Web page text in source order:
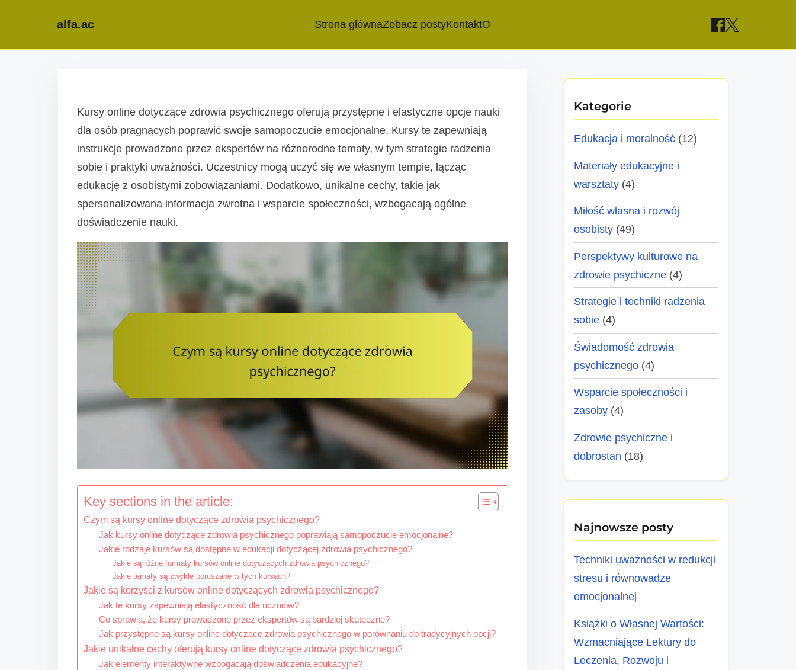
alfa.ac Strona głównaZobacz postyKontaktO
Kursy online dotyczące zdrowia psychicznego oferują przystępne i elastyczne opcje nauki
dla osób pragnących poprawić swoje samopoczucie emocjonalne. Kursy te zapewniają
instrukcje prowadzone przez ekspertów na różnorodne tematy, w tym strategie radzenia
sobie i praktyki uważności. Uczestnicy mogą uczyć się we własnym tempie, łącząc
edukację z osobistymi zobowiązaniami. Dodatkowo, unikalne cechy, takie jak
spersonalizowana informacja zwrotna i wsparcie społeczności, wzbogacają ogólne
doświadczenie nauki.
Key sections in the article:
Czym są kursy online dotyczące zdrowia psychicznego?
Jak kursy online dotyczące zdrowia psychicznego poprawiają samopoczucie emocjonalne?
Jakie rodzaje kursów są dostępne w edukacji dotyczącej zdrowia psychicznego?
Jakie są różne formaty kursów online dotyczących zdrowia psychicznego?
Jakie tematy są zwykle poruszane w tych kursach?
Jakie są korzyści z kursów online dotyczących zdrowia psychicznego?
Jak te kursy zapewniają elastyczność dla uczniów?
Co sprawia, że kursy prowadzone przez ekspertów są bardziej skuteczne?
Jak przystępne są kursy online dotyczące zdrowia psychicznego w porównaniu do tradycyjnych opcji?
Jakie unikalne cechy oferują kursy online dotyczące zdrowia psychicznego?
Jak elementy interaktywne wzbogacają doświadczenia edukacyjne?
Kategorie
Edukacja i moralność (12)
Materiały edukacyjne i
warsztaty (4)
Miłość własna i rozwój
osobisty (49)
Perspektywy kulturowe na
zdrowie psychiczne (4)
Strategie i techniki radzenia
sobie (4)
Świadomość zdrowia
psychicznego (4)
Wsparcie społeczności i
zasoby (4)
Zdrowie psychiczne i
dobrostan (18)
Najnowsze posty
Techniki uważności w redukcji
stresu i równowadze
emocjonalnej
Książki o Własnej Wartości:
Wzmacniające Lektury do
Leczenia, Rozwoju i